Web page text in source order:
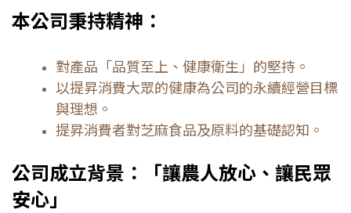
本公司秉持精神：
對產品「品質至上、健康衛生」的堅持。
以提昇消費大眾的健康為公司的永續經營目標
與理想。
提昇消費者對芝麻食品及原料的基礎認知。
公司成立背景：「讓農人放心、讓民眾
安心」